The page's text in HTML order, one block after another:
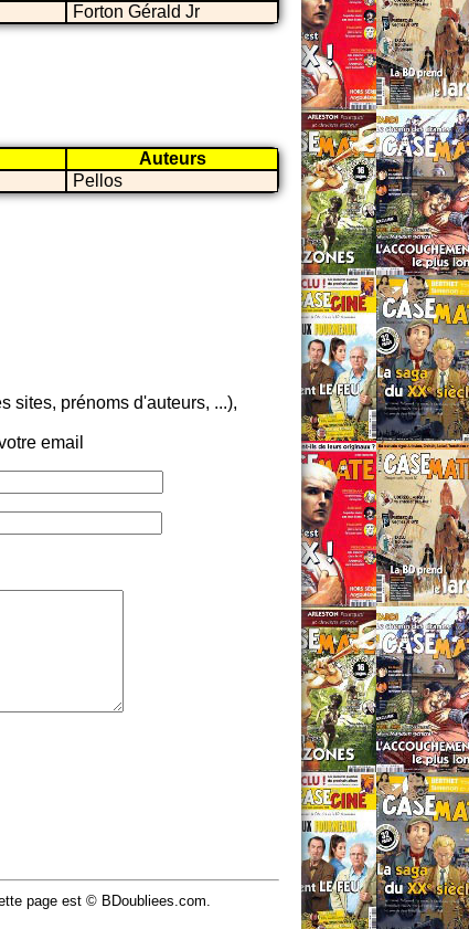
Forton Gérald Jr
Auteurs
Pellos
sites, prénoms d'auteurs, ...),
email
page est © BDoubliees.com.